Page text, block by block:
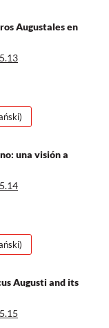
Augustales en
una visión a
Augusti and its